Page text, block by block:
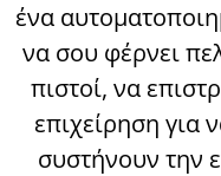
ένα
να σου φέρνει
πιστοί, να
επιχείρηση για
συστήνουν την